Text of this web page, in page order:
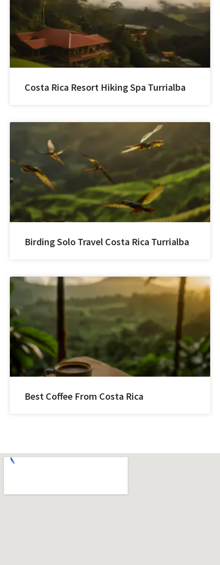
Costa Rica Resort Hiking Spa Turrialba
Birding Solo Travel Costa Rica Turrialba
Best Coffee From Costa Rica